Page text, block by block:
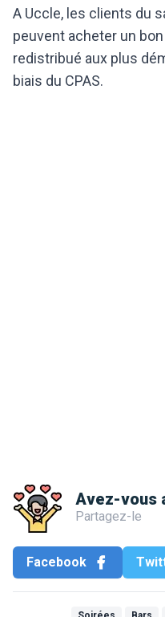
A Uccle, les clients du
peuvent acheter un
redistribué aux plus
biais du CPAS.
Avez-vous
Partagez-le
Facebook